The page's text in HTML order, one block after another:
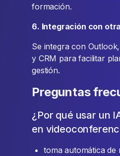
formación.
6. Integración con
Se integra con
y CRM para facilitar
gestión.
Preguntas
¿Por qué usar un
en
toma automática de